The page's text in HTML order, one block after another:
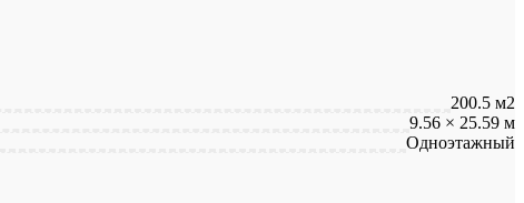
200.5 м2
9.56 × 25.59 м
Одноэтажный